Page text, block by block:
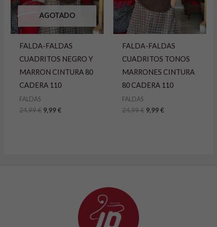
AGOTADO
FALDA-FALDAS
CUADRITOS NEGRO Y
MARRON CINTURA 80
CADERA 110
FALDAS
24,99€ 9,99€
FALDA-FALDAS
CUADRITOS TONOS
MARRONES CINTURA
80 CADERA 110
FALDAS
24,99€ 9,99€